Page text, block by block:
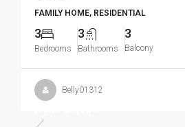
FAMILY HOME, RESIDENTIAL
3
Bedrooms
3
Bathrooms
3
Balcony
Belly01312